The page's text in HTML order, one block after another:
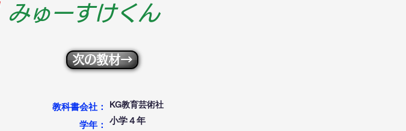
みゅーすけくん
次の教材→
教科書会社：
学年：
KG教育芸術社
小学４年